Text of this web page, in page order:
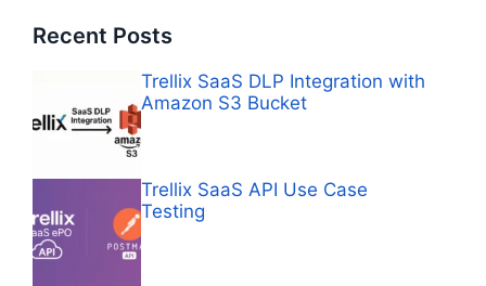
Recent Posts
Trellix SaaS DLP Integration with
Amazon S3 Bucket
Trellix SaaS API Use Case
Testing